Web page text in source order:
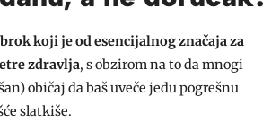
koji je od esencijalnog značaja za
zdravlja, s obzirom na to da mnogi
običaj da baš uveče jedu pogrešnu
slatkiše.